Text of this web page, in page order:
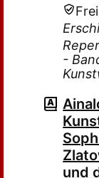
-
und